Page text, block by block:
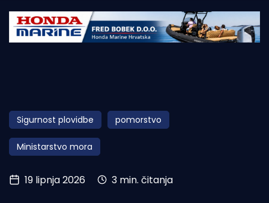
Početna
Obala
Otoci
Turizam i nautika
Pomorstvo
Sigurnost plovidbe pomorstvo
Ministarstvo mora
19 lipnja 2026 3 min. čitanja